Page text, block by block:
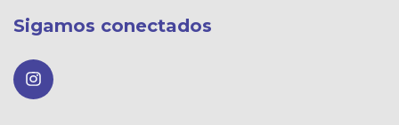
Sigamos conectados